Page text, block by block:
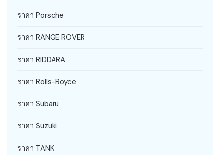
ราคา Porsche
ราคา RANGE ROVER
ราคา RIDDARA
ราคา Rolls-Royce
ราคา Subaru
ราคา Suzuki
ราคา TANK